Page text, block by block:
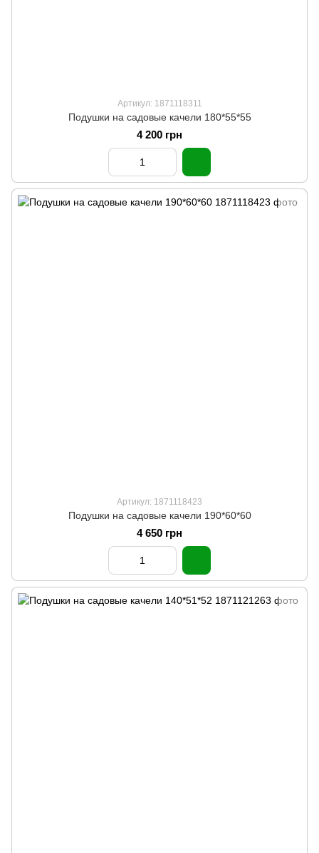
Артикул: 1871118311
Подушки на садовые качели 180*55*55
4 200 грн
Артикул: 1871118423
Подушки на садовые качели 190*60*60
4 650 грн